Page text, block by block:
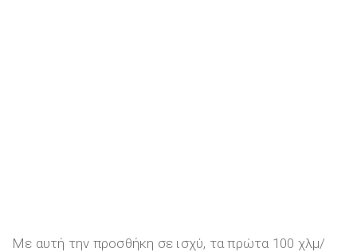
Με αυτή την προσθήκη σε ισχύ, τα πρώτα 100 χλμ/